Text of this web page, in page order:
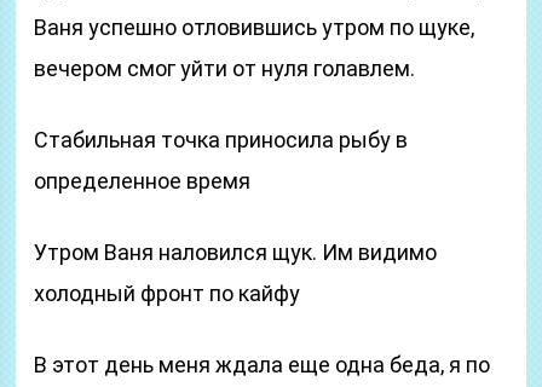
Ваня успешно отловившись утром по щуке,
вечером смог уйти от нуля голавлем.
Стабильная точка приносила рыбу в
определенное время
Утром Ваня наловился щук. Им видимо
холодный фронт по кайфу
В этот день меня ждала еще одна беда, я по